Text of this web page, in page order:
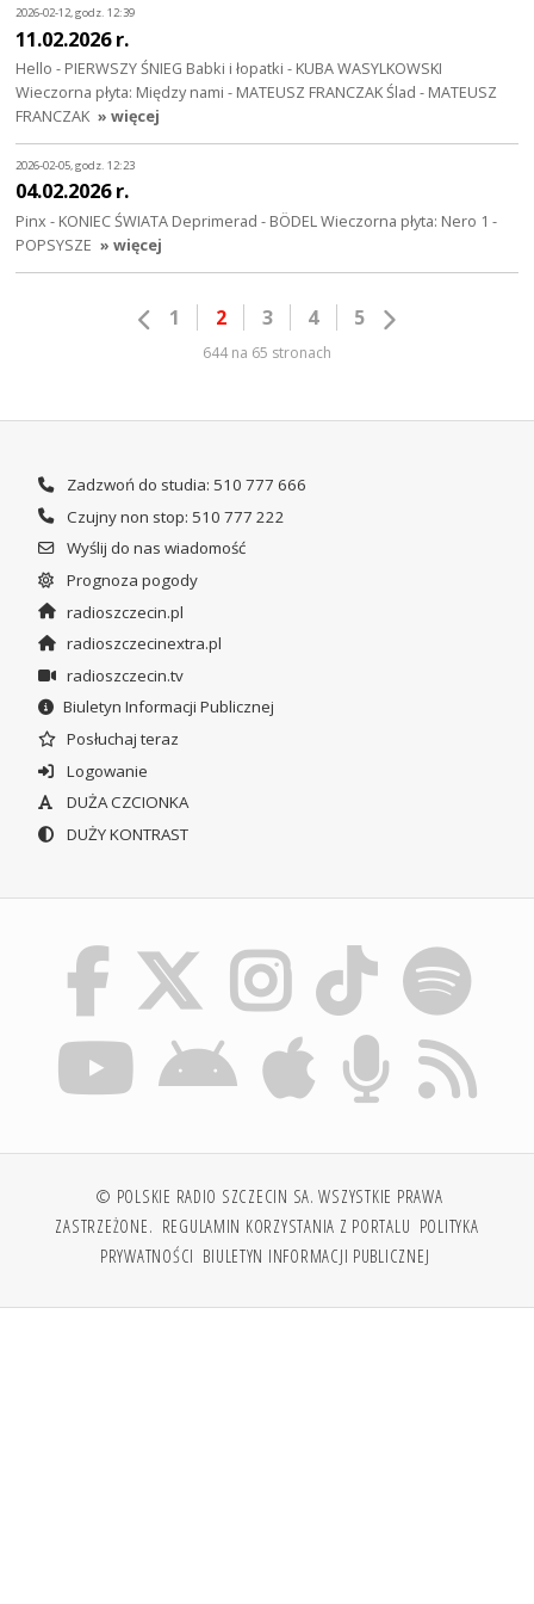
2026-02-12, godz. 12:39
11.02.2026 r.
Hello - PIERWSZY ŚNIEG Babki i łopatki - KUBA WASYLKOWSKI
Wieczorna płyta: Między nami - MATEUSZ FRANCZAK Ślad - MATEUSZ
FRANCZAK » więcej
2026-02-05, godz. 12:23
04.02.2026 r.
Pinx - KONIEC ŚWIATA Deprimerad - BÖDEL Wieczorna płyta: Nero 1 -
POPSYSZE » więcej
1 2 3 4 5
644 na 65 stronach
Zadzwoń do studia: 510 777 666
Czujny non stop: 510 777 222
Wyślij do nas wiadomość
Prognoza pogody
radioszczecin.pl
radioszczecinextra.pl
radioszczecin.tv
Biuletyn Informacji Publicznej
Posłuchaj teraz
Logowanie
DUŻA CZCIONKA
DUŻY KONTRAST
© POLSKIE RADIO SZCZECIN SA. WSZYSTKIE PRAWA
ZASTRZEŻONE. REGULAMIN KORZYSTANIA Z PORTALU POLITYKA
PRYWATNOŚCI BIULETYN INFORMACJI PUBLICZNEJ